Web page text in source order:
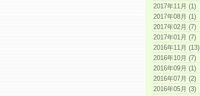
2017年11月 (1)
2017年08月 (1)
2017年02月 (7)
2017年01月 (7)
2016年11月 (13)
2016年10月 (7)
2016年09月 (1)
2016年07月 (2)
2016年05月 (3)